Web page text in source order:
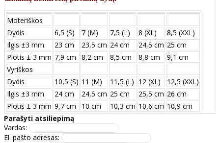
Moteriškos
Dydis
6,5 (S) 7 (M) 7,5 (L) 8 (XL)
8,5 (XXL)
Ilgis ±3 mm
23 cm 23,5 cm 24 cm 24,5 cm 25 cm
Plotis ± 3 mm 7,9 cm 8,2 cm 8,5 cm 8,8 cm
9,1 cm
Vyriškos
Dydis
10,5 (S) 11 (M) 11,5 (L) 12 (XL)
12,5 (XXL)
Ilgis ±3 mm
24 сm 24,5 сm 25 сm 25,5 сm 26 сm
Plotis ± 3 mm 9,7 сm 10 сm 10,3 сm 10,6 сm 10,9 сm
Parašyti atsiliepimą
Vardas:
El. pašto adresas: